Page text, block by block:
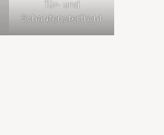
Tür- und
Schaufensterfront